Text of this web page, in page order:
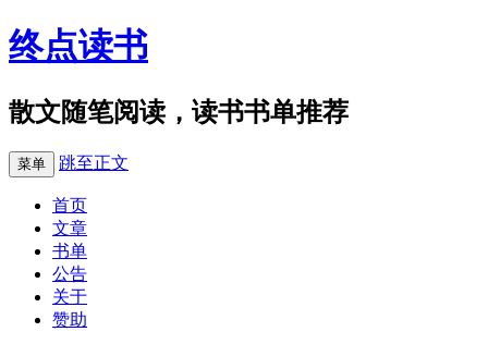
终点读书
散文随笔阅读，读书书单推荐
菜单 跳至正文
首页
文章
书单
公告
关于
赞助